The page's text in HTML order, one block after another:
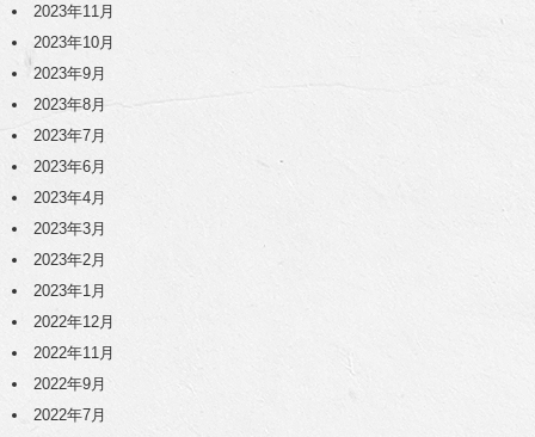
2023年11月
2023年10月
2023年9月
2023年8月
2023年7月
2023年6月
2023年4月
2023年3月
2023年2月
2023年1月
2022年12月
2022年11月
2022年9月
2022年7月